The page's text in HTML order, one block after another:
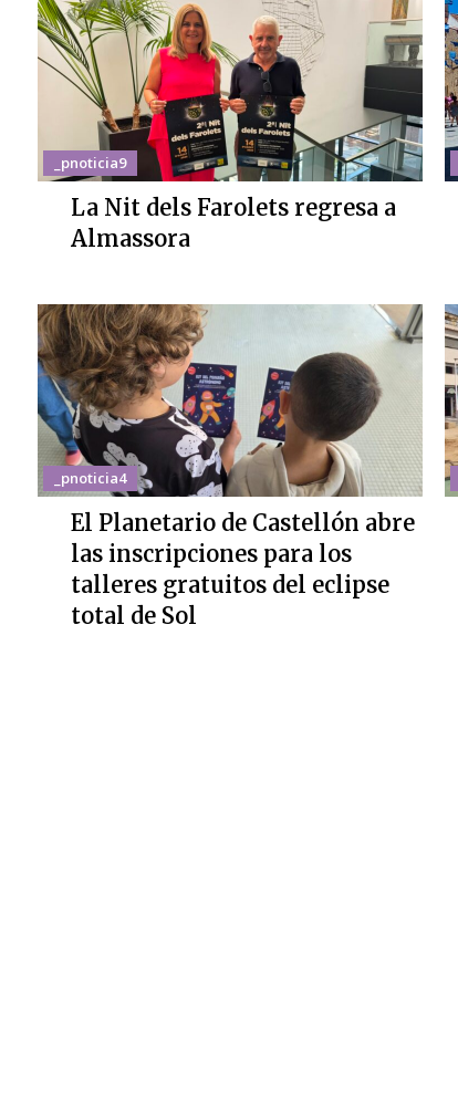
_pnoticia9
La Nit dels Farolets regresa a
Almassora
_pnoticia4
El Planetario de Castellón abre
las inscripciones para los
talleres gratuitos del eclipse
total de Sol